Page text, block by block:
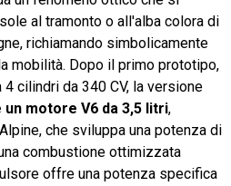
al tramonto o all'alba colora di
richiamando simbolicamente
mobilità. Dopo il primo prototipo,
cilindri da 340 CV, la versione
motore V6 da 3,5 litri,
che sviluppa una potenza di
combustione ottimizzata
offre una potenza specifica